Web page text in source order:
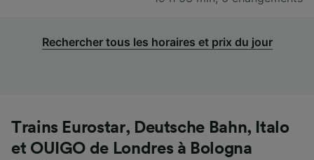
Rechercher tous les horaires et prix du jour
Trains Eurostar, Deutsche Bahn, Italo
et OUIGO de Londres à Bologna